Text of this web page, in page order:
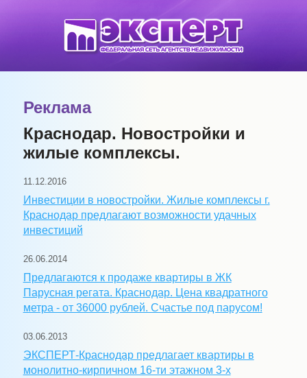
Реклама
Краснодар. Новостройки и
жилые комплексы.
11.12.2016
Инвестиции в новостройки. Жилые комплексы г.
Краснодар предлагают возможности удачных
инвестиций
26.06.2014
Предлагаются к продаже квартиры в ЖК
Парусная регата. Краснодар. Цена квадратного
метра - от 36000 рублей. Счастье под парусом!
03.06.2013
ЭКСПЕРТ-Краснодар предлагает квартиры в
монолитно-кирпичном 16-ти этажном 3-х